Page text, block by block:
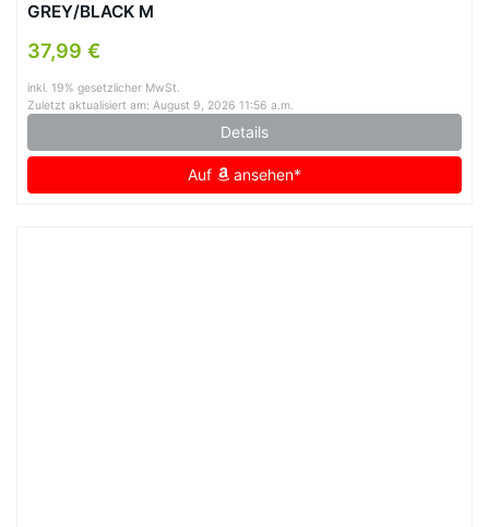
GREY/BLACK M
37,99 €
inkl. 19% gesetzlicher MwSt.
Zuletzt aktualisiert am: August 9, 2026 11:56 a.m.
Details
Auf ansehen*